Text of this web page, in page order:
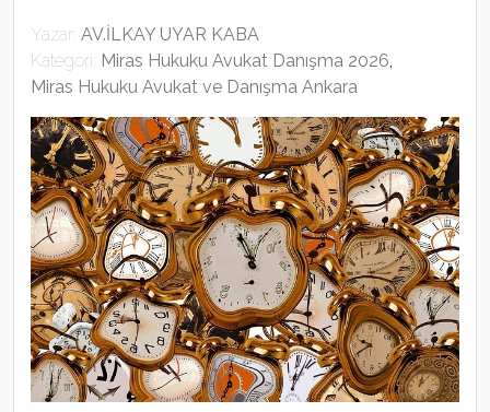
Yazar: AV.İLKAY UYAR KABA
Kategori: Miras Hukuku Avukat Danışma 2026,
Miras Hukuku Avukat ve Danışma Ankara